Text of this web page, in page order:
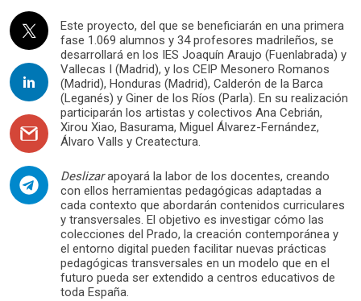
Este proyecto, del que se beneficiarán en una primera
fase 1.069 alumnos y 34 profesores madrileños, se
desarrollará en los IES Joaquín Araujo (Fuenlabrada) y
Vallecas I (Madrid), y los CEIP Mesonero Romanos
(Madrid), Honduras (Madrid), Calderón de la Barca
(Leganés) y Giner de los Ríos (Parla). En su realización
participarán los artistas y colectivos Ana Cebrián,
Xirou Xiao, Basurama, Miguel Álvarez-Fernández,
Álvaro Valls y Createctura.
Deslizarapoyará la labor de los docentes, creando
con ellos herramientas pedagógicas adaptadas a
cada contexto que abordarán contenidos curriculares
y transversales. El objetivo es investigar cómo las
colecciones del Prado, la creación contemporánea y
el entorno digital pueden facilitar nuevas prácticas
pedagógicas transversales en un modelo que en el
futuro pueda ser extendido a centros educativos de
toda España.